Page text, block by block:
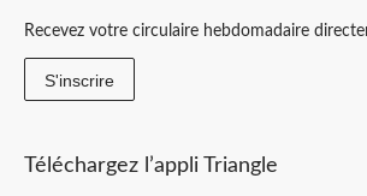
Recevez votre circulaire hebdomadaire
S'inscrire
Téléchargez l’appli Triangle